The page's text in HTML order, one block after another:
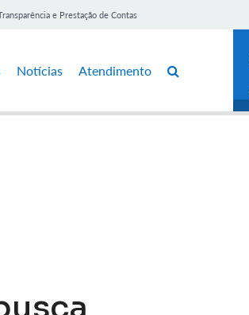
e Prestação de Contas
Notícias Atendimento